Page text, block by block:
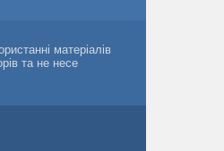
матеріалів
та не несе